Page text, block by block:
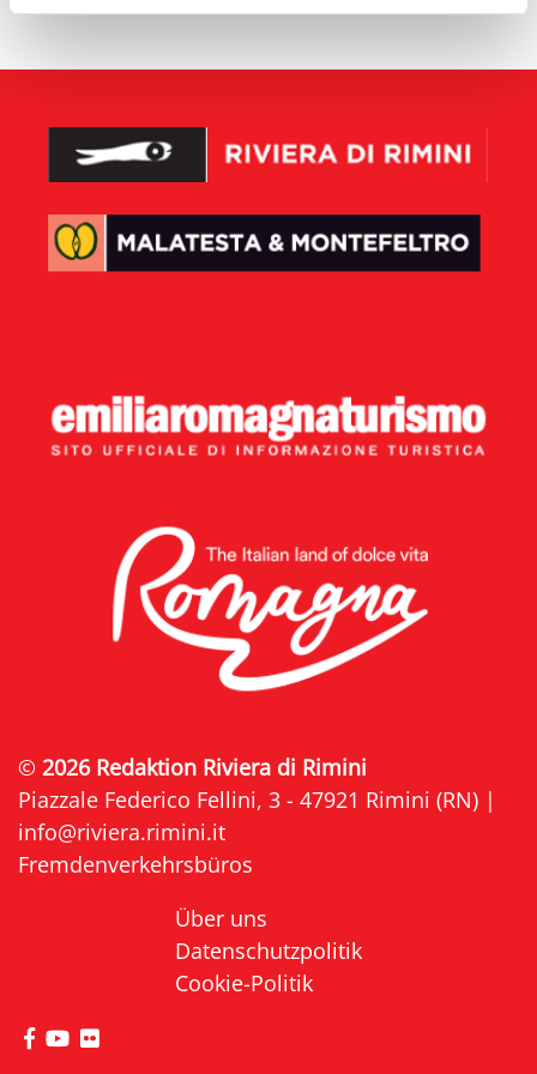
© 2026 Redaktion Riviera di Rimini
Piazzale Federico Fellini, 3 - 47921 Rimini (RN) |
info@riviera.rimini.it
Fremdenverkehrsbüros
Über uns
Datenschutzpolitik
Cookie-Politik
die Seite Facebook von Riviera di Rimini
die Seite YouTube von Riviera di Rimini
die Seite Flickr von Riviera di Rimini